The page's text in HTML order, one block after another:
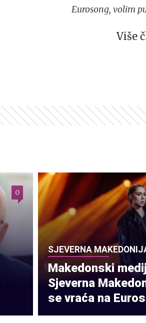
Eurosong, volim
Više
0
SJEVERNA
Makedonski
Sjeverna
se vraća na